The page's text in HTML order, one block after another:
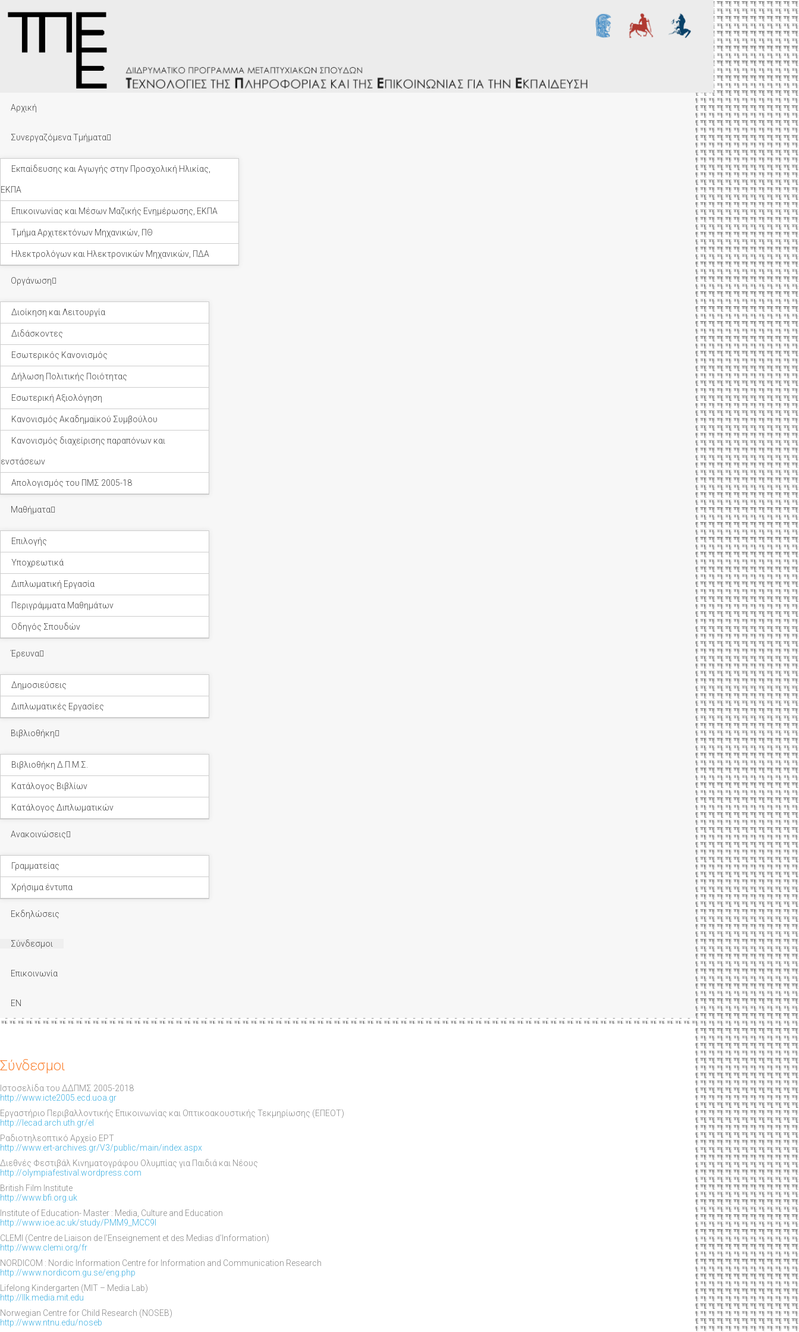
Αρχική
Συνεργαζόμενα Τμήματα
Εκπαίδευσης και Αγωγής στην Προσχολική Ηλικίας,
ΕΚΠΑ
Επικοινωνίας και Μέσων Μαζικής Ενημέρωσης, ΕΚΠΑ
Τμήμα Αρχιτεκτόνων Μηχανικών, ΠΘ
Ηλεκτρολόγων και Ηλεκτρονικών Μηχανικών, ΠΔΑ
Οργάνωση
Διοίκηση και Λειτουργία
Διδάσκοντες
Εσωτερικός Κανονισμός
Δήλωση Πολιτικής Ποιότητας
Εσωτερική Αξιολόγηση
Κανονισμός Ακαδημαϊκού Συμβούλου
Κανονισμός διαχείρισης παραπόνων και
ενστάσεων
Απολογισμός του ΠΜΣ 2005-18
Μαθήματα
Επιλογής
Υποχρεωτικά
Διπλωματική Εργασία
Περιγράμματα Μαθημάτων
Οδηγός Σπουδών
Έρευνα
Δημοσιεύσεις
Διπλωματικές Εργασίες
Βιβλιοθήκη
Βιβλιοθήκη Δ.Π.Μ.Σ.
Κατάλογος Βιβλίων
Κατάλογος Διπλωματικών
Ανακοινώσεις
Γραμματείας
Χρήσιμα έντυπα
Εκδηλώσεις
Σύνδεσμοι
Επικοινωνία
EN
Σύνδεσμοι
Ιστοσελίδα του ΔΔΠΜΣ 2005-2018
http://www.icte2005.ecd.uoa.gr
Εργαστήριο Περιβαλλοντικής Επικοινωνίας και Οπτικοακουστικής Τεκμηρίωσης (ΕΠΕΟΤ)
http://lecad.arch.uth.gr/el
Ραδιοτηλεοπτικό Αρχείο ΕΡΤ
http://www.ert-archives.gr/V3/public/main/index.aspx
Διεθνές Φεστιβάλ Κινηματογράφου Ολυμπίας για Παιδιά και Νέους
http://olympiafestival.wordpress.com
British Film Institute
http://www.bfi.org.uk
Institute of Education- Μaster : Media, Culture and Education
http://www.ioe.ac.uk/study/PMM9_MCC9I
CLEMI (Centre de Liaison de l’Enseignement et des Medias d’Information)
http://www.clemi.org/fr
NORDICOM : Nordic Information Centre for Information and Communication Research
http://www.nordicom.gu.se/eng.php
Lifelong Kindergarten (MIT – Media Lab)
http://llk.media.mit.edu
Norwegian Centre for Child Research (NOSEB)
http://www.ntnu.edu/noseb